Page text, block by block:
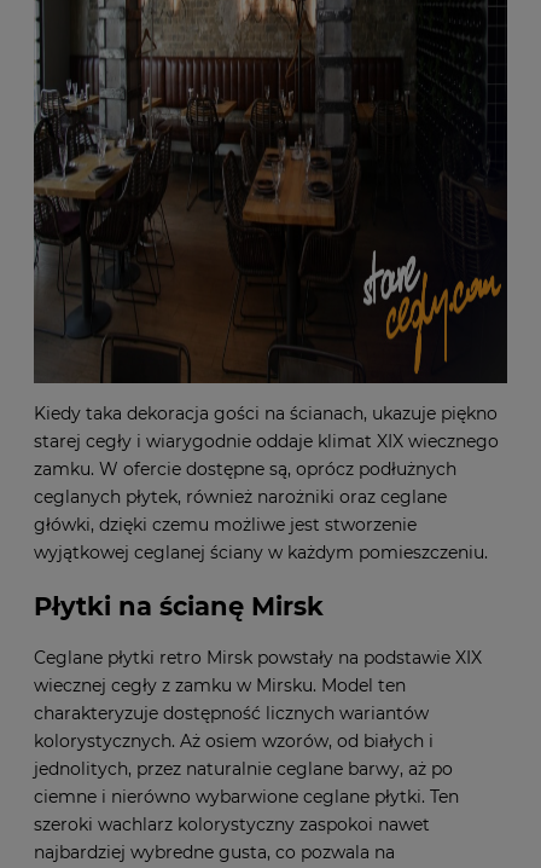
Kiedy taka dekoracja gości na ścianach, ukazuje piękno
starej cegły i wiarygodnie oddaje klimat XIX wiecznego
zamku. W ofercie dostępne są, oprócz podłużnych
ceglanych płytek, również narożniki oraz ceglane
główki, dzięki czemu możliwe jest stworzenie
wyjątkowej ceglanej ściany w każdym pomieszczeniu.
Płytki na ścianę Mirsk
Ceglane płytki retro Mirsk powstały na podstawie XIX
wiecznej cegły z zamku w Mirsku. Model ten
charakteryzuje dostępność licznych wariantów
kolorystycznych. Aż osiem wzorów, od białych i
jednolitych, przez naturalnie ceglane barwy, aż po
ciemne i nierówno wybarwione ceglane płytki. Ten
szeroki wachlarz kolorystyczny zaspokoi nawet
najbardziej wybredne gusta, co pozwala na